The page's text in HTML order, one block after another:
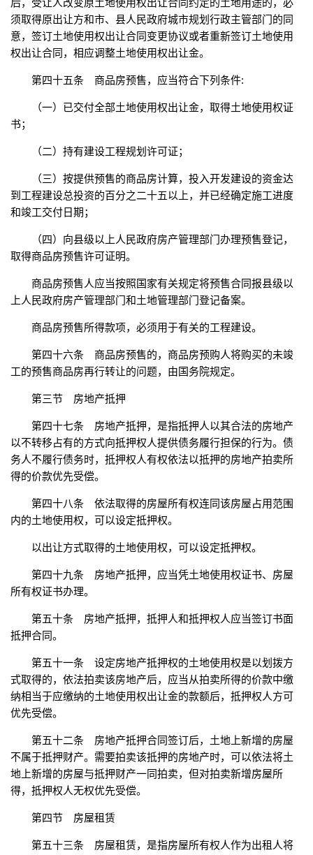
后，受让人改变原土地使用权出让合同约定的土地用途的，必
须取得原出让方和市、县人民政府城市规划行政主管部门的同
意，签订土地使用权出让合同变更协议或者重新签订土地使用
权出让合同，相应调整土地使用权出让金。
第四十五条 商品房预售，应当符合下列条件:
（一）已交付全部土地使用权出让金，取得土地使用权证
书；
（二）持有建设工程规划许可证；
（三）按提供预售的商品房计算，投入开发建设的资金达
到工程建设总投资的百分之二十五以上，并已经确定施工进度
和竣工交付日期；
（四）向县级以上人民政府房产管理部门办理预售登记，
取得商品房预售许可证明。
商品房预售人应当按照国家有关规定将预售合同报县级以
上人民政府房产管理部门和土地管理部门登记备案。
商品房预售所得款项，必须用于有关的工程建设。
第四十六条 商品房预售的，商品房预购人将购买的未竣
工的预售商品房再行转让的问题，由国务院规定。
第三节 房地产抵押
第四十七条 房地产抵押，是指抵押人以其合法的房地产
以不转移占有的方式向抵押权人提供债务履行担保的行为。债
务人不履行债务时，抵押权人有权依法以抵押的房地产拍卖所
得的价款优先受偿。
第四十八条 依法取得的房屋所有权连同该房屋占用范围
内的土地使用权，可以设定抵押权。
以出让方式取得的土地使用权，可以设定抵押权。
第四十九条 房地产抵押，应当凭土地使用权证书、房屋
所有权证书办理。
第五十条 房地产抵押，抵押人和抵押权人应当签订书面
抵押合同。
第五十一条 设定房地产抵押权的土地使用权是以划拨方
式取得的，依法拍卖该房地产后，应当从拍卖所得的价款中缴
纳相当于应缴纳的土地使用权出让金的款额后，抵押权人方可
优先受偿。
第五十二条 房地产抵押合同签订后，土地上新增的房屋
不属于抵押财产。需要拍卖该抵押的房地产时，可以依法将土
地上新增的房屋与抵押财产一同拍卖，但对拍卖新增房屋所
得，抵押权人无权优先受偿。
第四节 房屋租赁
第五十三条 房屋租赁，是指房屋所有权人作为出租人将